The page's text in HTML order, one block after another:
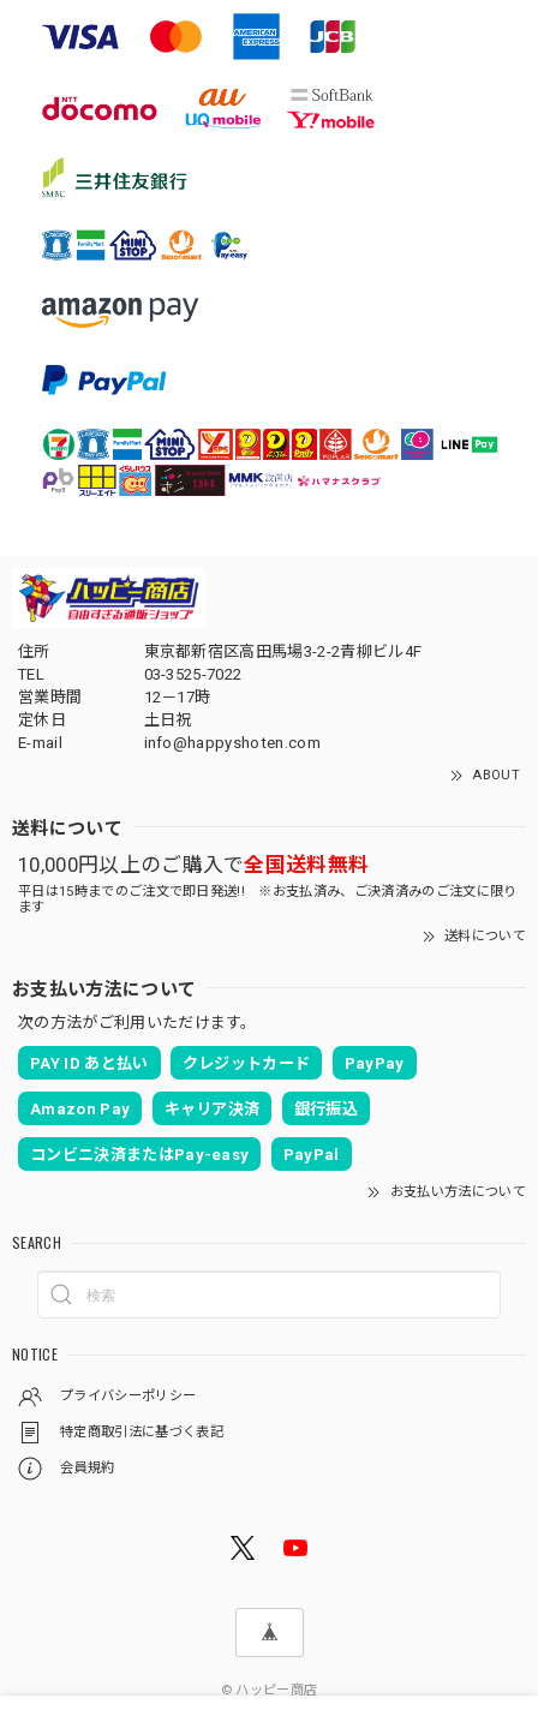
住所
東京都新宿区高田馬場3-2-2青柳ビル4F
TEL
03-3525-7022
営業時間
12－17時
定休日
土日祝
E-mail
info@happyshoten.com
ABOUT
送料について
10,000円以上のご購入で全国送料無料
平日は15時までのご注文で即日発送!! ※お支払済み、ご決済済みのご注文に限り
ます
送料について
お支払い方法について
次の方法がご利用いただけます。
PAY ID あと払い クレジットカード PayPay
Amazon Pay キャリア決済 銀行振込
コンビニ決済またはPay-easy PayPal
お支払い方法について
SEARCH
NOTICE
プライバシーポリシー
特定商取引法に基づく表記
会員規約
© ハッピー商店